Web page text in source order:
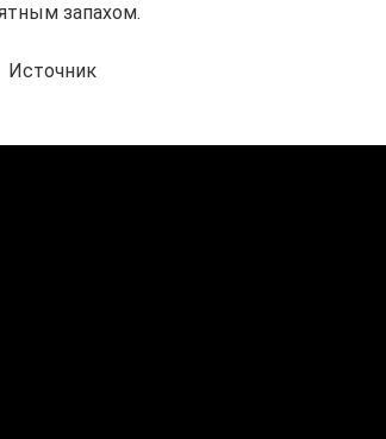
запахом.
Источник